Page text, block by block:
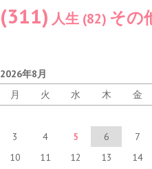
(311) 人生 (82) その
2026年8月
月
火 水 木 金
3
4 5 6 7
10
11 12 13 14